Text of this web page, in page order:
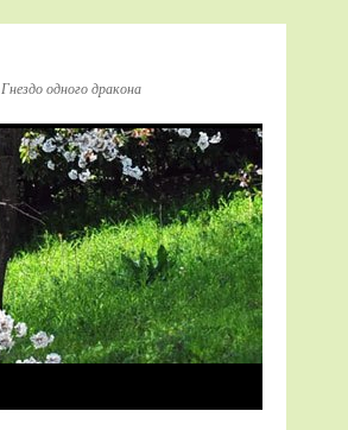
Гнездо одного дракона